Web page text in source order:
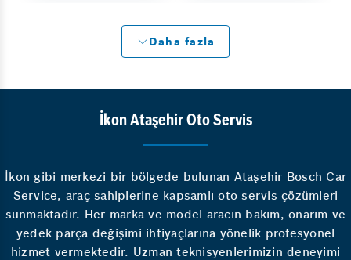
Daha fazla
İkon Ataşehir Oto Servis
İkon gibi merkezi bir bölgede bulunan Ataşehir Bosch Car
Service, araç sahiplerine kapsamlı oto servis çözümleri
sunmaktadır. Her marka ve model aracın bakım, onarım ve
yedek parça değişimi ihtiyaçlarına yönelik profesyonel
hizmet vermektedir. Uzman teknisyenlerimizin deneyimi